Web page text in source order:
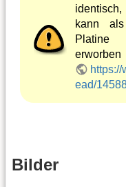
kann
ead/
Bilder